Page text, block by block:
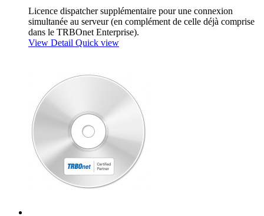
Licence dispatcher supplémentaire pour une connexion
simultanée au serveur (en complément de celle déjà comprise
dans le TRBOnet Enterprise).
View Detail Quick view